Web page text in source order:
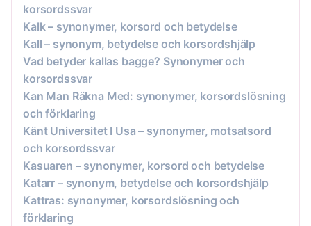
korsordssvar
Kalk – synonymer, korsord och betydelse
Kall – synonym, betydelse och korsordshjälp
Vad betyder kallas bagge? Synonymer och
korsordssvar
Kan Man Räkna Med: synonymer, korsordslösning
och förklaring
Känt Universitet I Usa – synonymer, motsatsord
och korsordssvar
Kasuaren – synonymer, korsord och betydelse
Katarr – synonym, betydelse och korsordshjälp
Kattras: synonymer, korsordslösning och
förklaring